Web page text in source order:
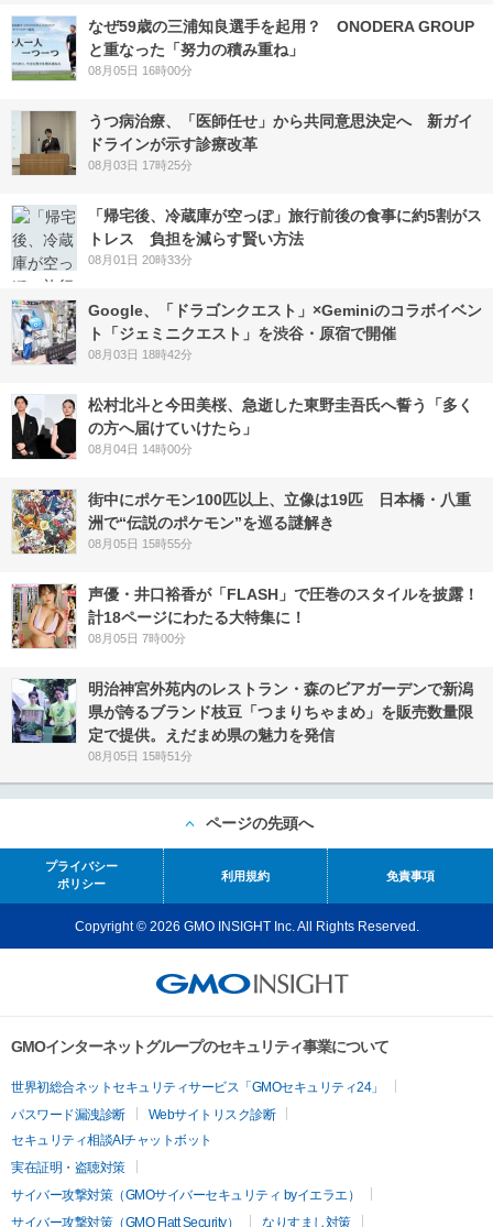
なぜ59歳の三浦知良選手を起用？ ONODERA GROUP
と重なった「努力の積み重ね」
08月05日 16時00分
うつ病治療、「医師任せ」から共同意思決定へ 新ガイ
ドラインが示す診療改革
08月03日 17時25分
「帰宅後、冷蔵庫が空っぽ」旅行前後の食事に約5割がス
トレス 負担を減らす賢い方法
08月01日 20時33分
Google、「ドラゴンクエスト」×Geminiのコラボイベン
ト「ジェミニクエスト」を渋谷・原宿で開催
08月03日 18時42分
松村北斗と今田美桜、急逝した東野圭吾氏へ誓う「多く
の方へ届けていけたら」
08月04日 14時00分
街中にポケモン100匹以上、立像は19匹 日本橋・八重
洲で“伝説のポケモン”を巡る謎解き
08月05日 15時55分
声優・井口裕香が「FLASH」で圧巻のスタイルを披露！
計18ページにわたる大特集に！
08月05日 7時00分
明治神宮外苑内のレストラン・森のビアガーデンで新潟
県が誇るブランド枝豆「つまりちゃまめ」を販売数量限
定で提供。えだまめ県の魅力を発信
08月05日 15時51分
ページの先頭へ
プライバシー
ポリシー
利用規約 免責事項
Copyright © 2026 GMO INSIGHT Inc. All Rights Reserved.
GMOインターネットグループのセキュリティ事業について
世界初総合ネットセキュリティサービス「GMOセキュリティ24」
パスワード漏洩診断
Webサイトリスク診断
セキュリティ相談AIチャットボット
実在証明・盗聴対策
サイバー攻撃対策（GMOサイバーセキュリティ byイエラエ）
サイバー攻撃対策（GMO Flatt Security）
なりすまし対策